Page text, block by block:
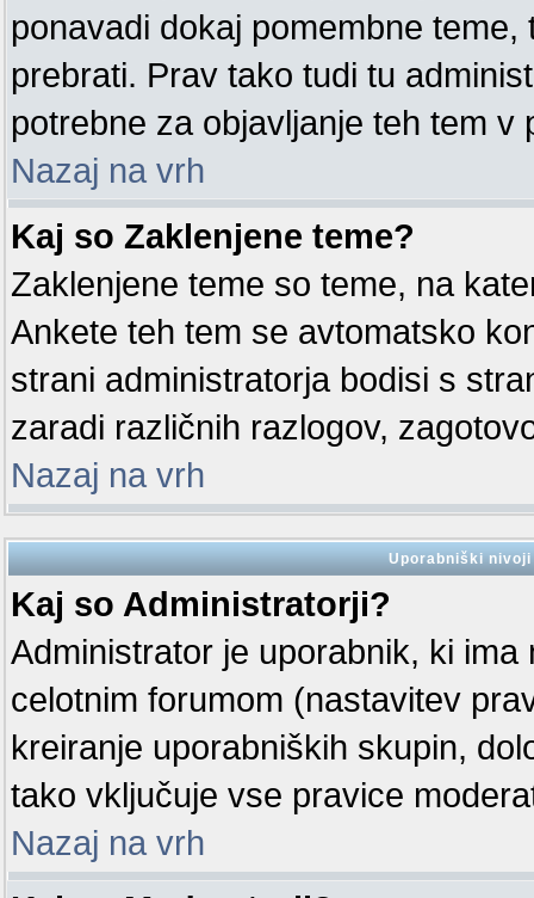
ponavadi dokaj pomembne
prebrati. Prav tako tudi tu
potrebne za objavljanje teh tem v
Nazaj na vrh
Kaj so Zaklenjene teme?
Zaklenjene teme so teme, na
Ankete teh tem se avtomatsko
strani administratorja bodisi s
zaradi različnih razlogov,
Nazaj na vrh
Uporabniški
Kaj so Administratorji?
Administrator je uporabnik, ki
celotnim forumom (nastavitev
kreiranje uporabniških skupin,
tako vključuje vse pravice
Nazaj na vrh